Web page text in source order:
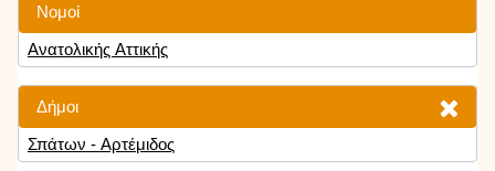
Νομοί
Ανατολικής Αττικής
Δήμοι
Σπάτων - Αρτέμιδος